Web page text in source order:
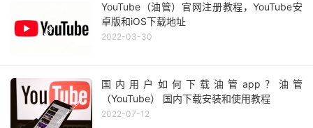
YouTube（油管）官网注册教程，YouTube安
卓版和iOS下载地址
2022-03-30
国内用户如何下载油管app？油管
（YouTube） 国内下载安装和使用教程
2022-07-12